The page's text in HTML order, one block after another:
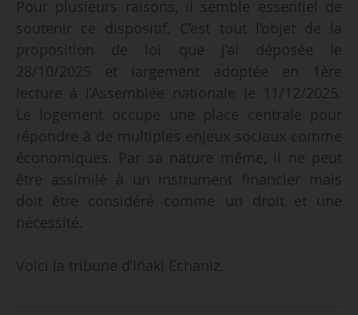
Pour plusieurs raisons, il semble essentiel de
soutenir ce dispositif. C’est tout l’objet de la
proposition de loi que j’ai déposée le
28/10/2025 et largement adoptée en 1ère
lecture à l’Assemblée nationale le 11/12/2025.
Le logement occupe une place centrale pour
répondre à de multiples enjeux sociaux comme
économiques. Par sa nature même, il ne peut
être assimilé à un instrument financier mais
doit être considéré comme un droit et une
nécessité.
Voici la tribune d’Iñaki Echaniz.